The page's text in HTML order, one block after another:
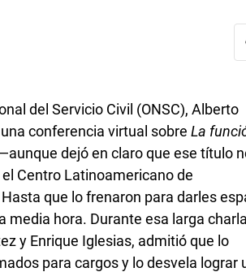
del Servicio Civil (ONSC), Alberto
conferencia virtual sobreLa
dejó en claro que ese título
Centro Latinoamericano de
que lo frenaron para darles
media hora. Durante esa larga
y Enrique Iglesias, admitió que lo
para cargos y lo desvela lograr